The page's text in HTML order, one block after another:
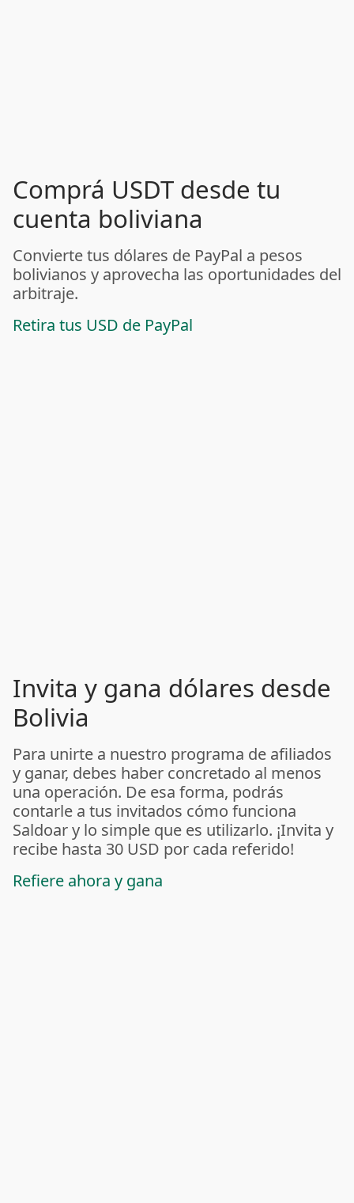
Comprá USDT desde tu
cuenta boliviana
Convierte tus dólares de PayPal a pesos
bolivianos y aprovecha las oportunidades del
arbitraje.
Retira tus USD de PayPal
Invita y gana dólares desde
Bolivia
Para unirte a nuestro programa de afiliados
y ganar, debes haber concretado al menos
una operación. De esa forma, podrás
contarle a tus invitados cómo funciona
Saldoar y lo simple que es utilizarlo. ¡Invita y
recibe hasta 30 USD por cada referido!
Refiere ahora y gana